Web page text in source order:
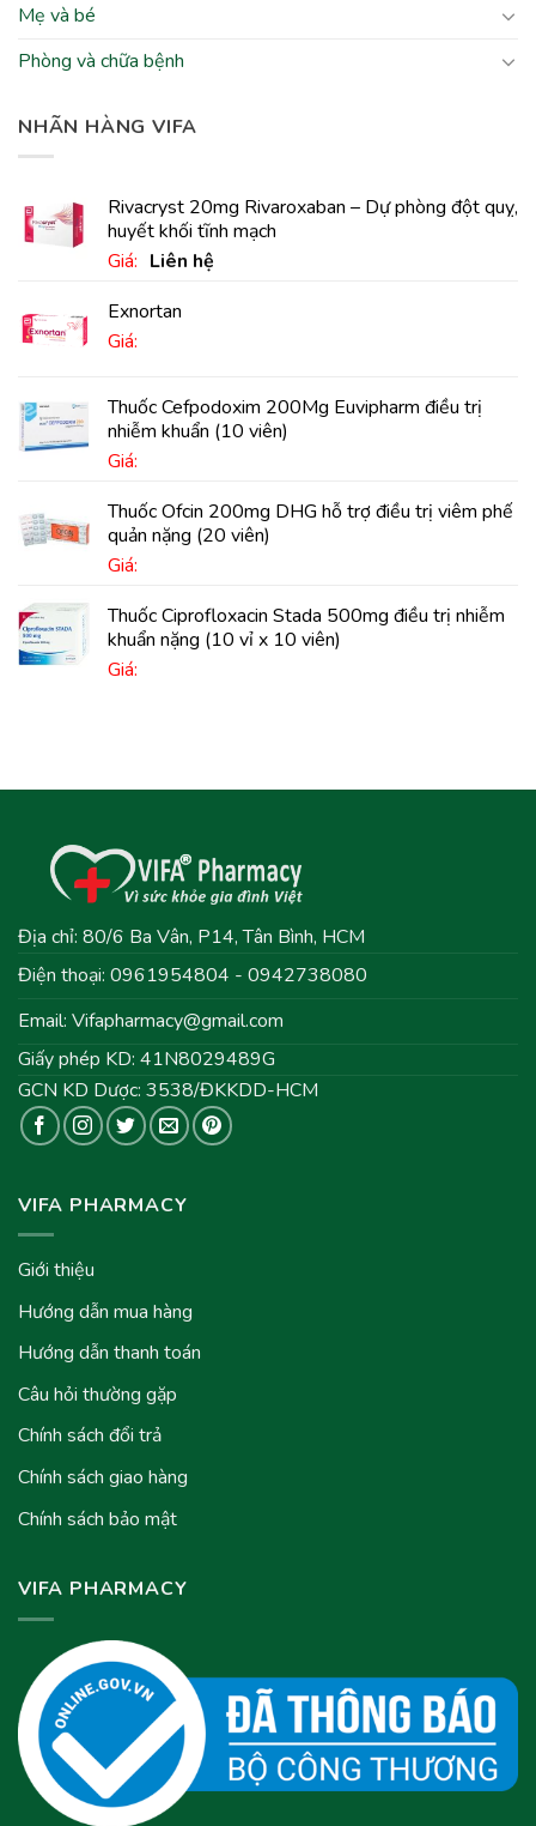
Mẹ và bé
Phòng và chữa bệnh
NHÃN HÀNG VIFA
Rivacryst 20mg Rivaroxaban – Dự phòng đột quỵ,
huyết khối tĩnh mạch
Giá: Liên hệ
Exnortan
Giá:
Thuốc Cefpodoxim 200Mg Euvipharm điều trị
nhiễm khuẩn (10 viên)
Giá:
Thuốc Ofcin 200mg DHG hỗ trợ điều trị viêm phế
quản nặng (20 viên)
Giá:
Thuốc Ciprofloxacin Stada 500mg điều trị nhiễm
khuẩn nặng (10 vỉ x 10 viên)
Giá:
Địa chỉ: 80/6 Ba Vân, P14, Tân Bình, HCM
Điện thoại: 0961954804 - 0942738080
Email: Vifapharmacy@gmail.com
Giấy phép KD: 41N8029489G
GCN KD Dược: 3538/ĐKKDD-HCM
VIFA PHARMACY
Giới thiệu
Hướng dẫn mua hàng
Hướng dẫn thanh toán
Câu hỏi thường gặp
Chính sách đổi trả
Chính sách giao hàng
Chính sách bảo mật
VIFA PHARMACY